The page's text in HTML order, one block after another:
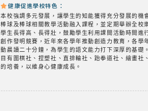
健康促進學校特色：
本校強調多元發展，讓學生的知能獲得充分發展的
棒球及棒球相關教學活動融入課程，並定期舉辦全
學生長得高、長得壯，鼓勵學生利用課間活動時間
創作發明競賽，近年來各學年推動創造力教育，各
動晨讀二十分鐘，為學生的語文能力打下深厚的基
目有圍棋社、捏塑社、直排輪社、跆拳道社、繪畫
的培養，以維身心健康成長。